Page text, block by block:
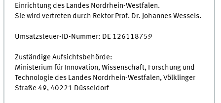
Einrichtung des Landes Nordrhein-Westfalen.
Sie wird vertreten durch Rektor Prof. Dr. Johannes Wessels.
Umsatzsteuer-ID-Nummer: DE 126118759
Zuständige Aufsichtsbehörde:
Ministerium für Innovation, Wissenschaft, Forschung und
Technologie des Landes Nordrhein-Westfalen, Völklinger
Straße 49, 40221 Düsseldorf